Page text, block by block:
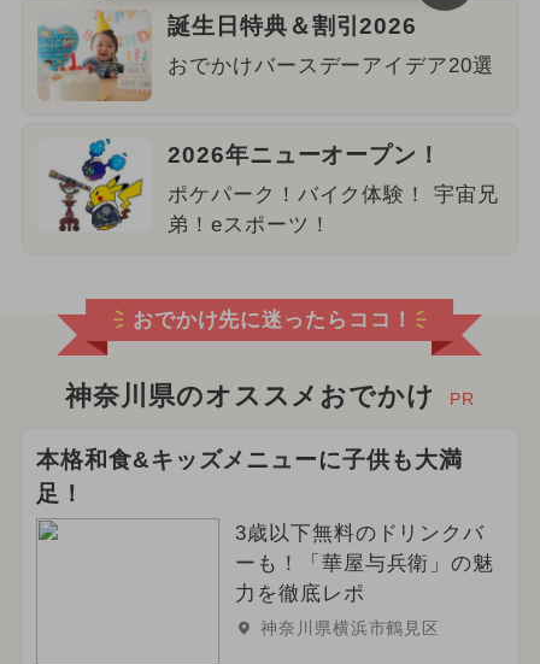
誕生日特典＆割引2026
おでかけバースデーアイデア20選
2026年ニューオープン！
ポケパーク！バイク体験！ 宇宙兄
弟！eスポーツ！
おでかけ先に迷ったらココ！
神奈川県のオススメおでかけ PR
本格和食&キッズメニューに子供も大満
足！
3歳以下無料のドリンクバ
ーも！「華屋与兵衛」の魅
力を徹底レポ
神奈川県横浜市鶴見区